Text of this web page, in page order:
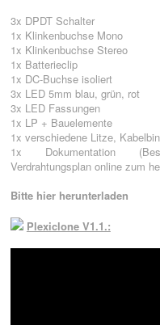
3x DPDT Schalter
1x Klinkenbuchse Mono
1x Klinkenbuchse Stereo
1x Batterieclip
1x DC-Buchse isoliert
3x LED 5mm blau, grün, rot
3x LED Fassungen
1x LP + Bauelemente
1x verschiedene Litze,
1x Dokumentation
Verdrahtungsplan online zum
Bitte hier herunterladen
Plexiclone V1.1.: